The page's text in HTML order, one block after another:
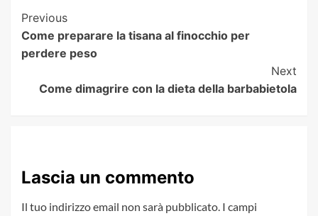
Post
Navigation
Previous
Come preparare la tisana al finocchio per
perdere peso
Next
Come dimagrire con la dieta della barbabietola
Lascia un commento
Il tuo indirizzo email non sarà pubblicato. I campi